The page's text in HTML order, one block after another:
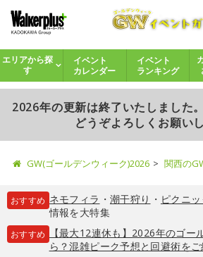
エリアから探
す
イベント
カレンダー
イベント
ランキング
2026年の更新は終了いたしました
どうぞよろしくお願いし
GW(ゴールデンウィーク)2026 関西の
おすすめ ネモフィラ ・ 潮干狩り ・ ピクニッ
情報を大特集
おすすめ
【最大12連休も】2026年のゴー
ら？混雑ピーク予想と回避術をご